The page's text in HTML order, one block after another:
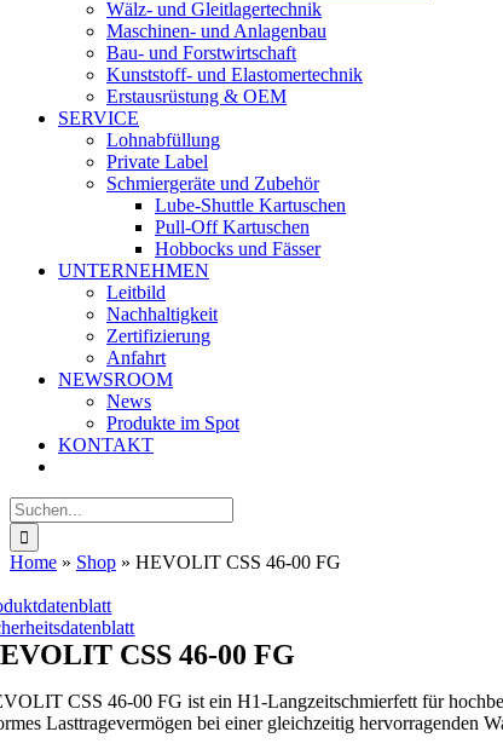
Wälz- und Gleitlagertechnik
Maschinen- und Anlagenbau
Bau- und Forstwirtschaft
Kunststoff- und Elastomertechnik
Erstausrüstung & OEM
SERVICE
Lohnabfüllung
Private Label
Schmiergeräte und Zubehör
Lube-Shuttle Kartuschen
Pull-Off Kartuschen
Hobbocks und Fässer
UNTERNEHMEN
Leitbild
Nachhaltigkeit
Zertifizierung
Anfahrt
NEWSROOM
News
Produkte im Spot
KONTAKT
Suche
nach:
Home » Shop » HEVOLIT CSS 46-00 FG
CSS 46-00 FG
CSS 46-00 FG ist ein H1-Langzeitschmierfett für
Lasttragevermögen bei einer gleichzeitig hervorragenden